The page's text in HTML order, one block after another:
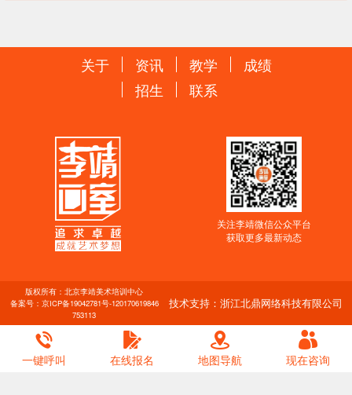
一键呼叫 在线报名 地图导航 现在咨询
关于 资讯 教学
成绩
招生
联系
关注李靖微信公众平台
获取更多最新动态
版权所有：北京李靖美术培训中心
备案号： 京ICP备19042781号-120170619846
753113
技术支持：浙江北鼎网络科技有限公司